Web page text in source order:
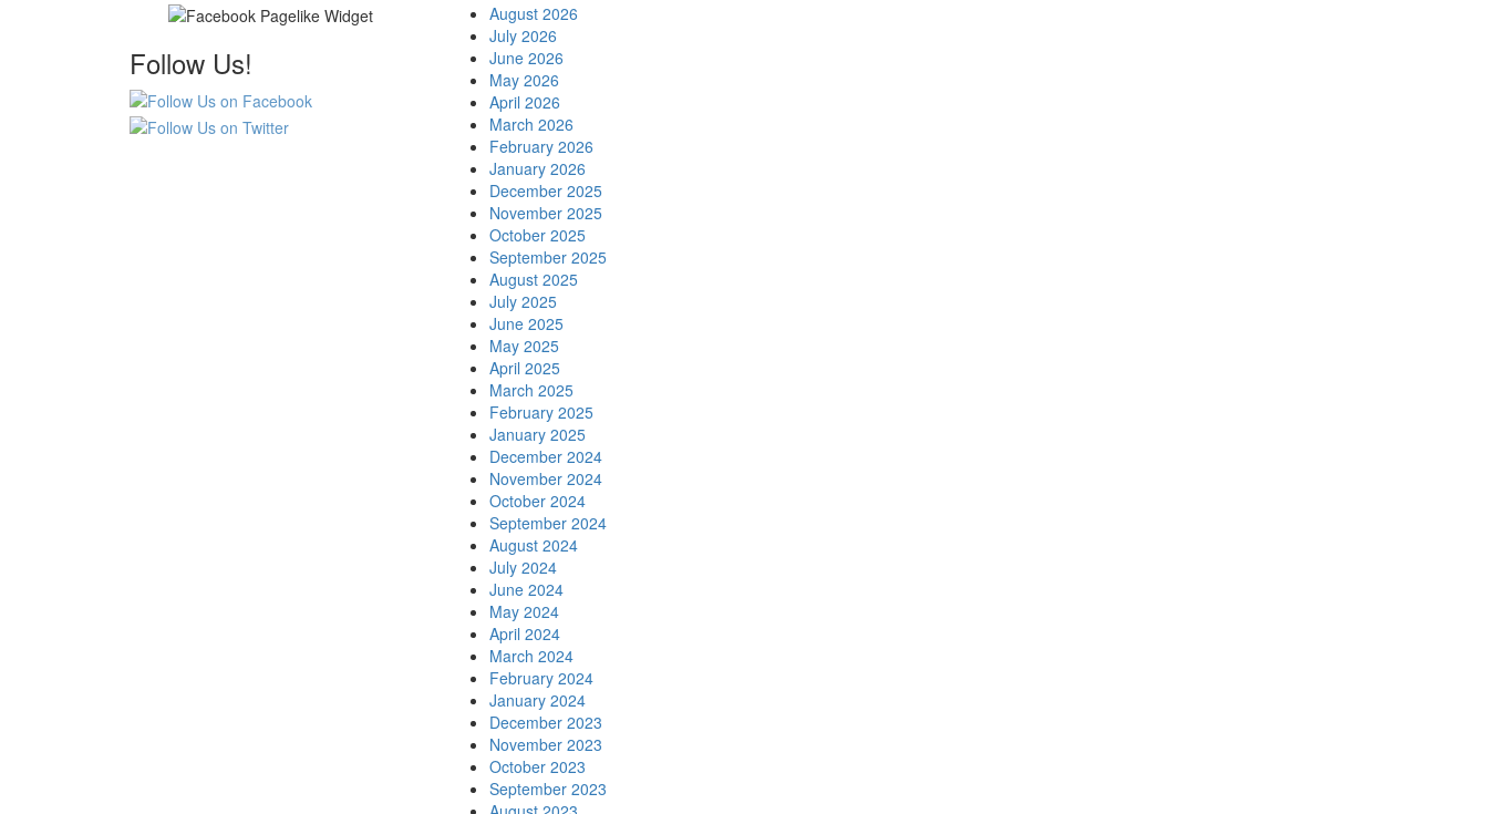
Follow Us!
August 2026
July 2026
June 2026
May 2026
April 2026
March 2026
February 2026
January 2026
December 2025
November 2025
October 2025
September 2025
August 2025
July 2025
June 2025
May 2025
April 2025
March 2025
February 2025
January 2025
December 2024
November 2024
October 2024
September 2024
August 2024
July 2024
June 2024
May 2024
April 2024
March 2024
February 2024
January 2024
December 2023
November 2023
October 2023
September 2023